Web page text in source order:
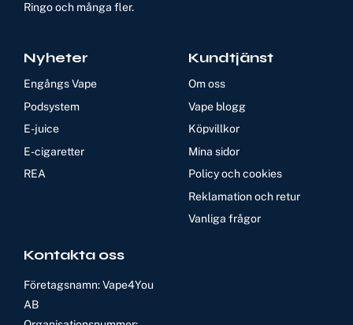
Ringo och många fler.
Nyheter
Engångs Vape
Podsystem
E-juice
E-cigaretter
REA
Kundtjänst
Om oss
Vape blogg
Köpvillkor
Mina sidor
Policy och cookies
Reklamation och retur
Vanliga frågor
Kontakta oss
Företagsnamn: Vape4You
AB